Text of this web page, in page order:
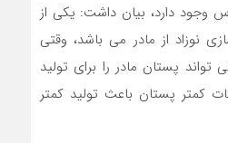
وجود دارد، بیان داشت: یکی از
نوزاد از مادر می باشد، وقتی
تواند پستان مادر را برای تولید
کمتر پستان باعث تولید کمتر